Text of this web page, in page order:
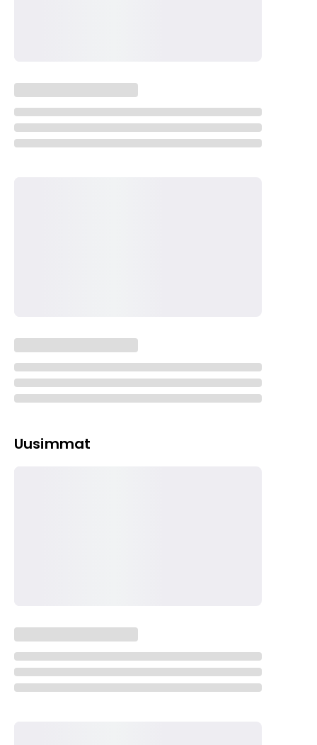
Uusimmat